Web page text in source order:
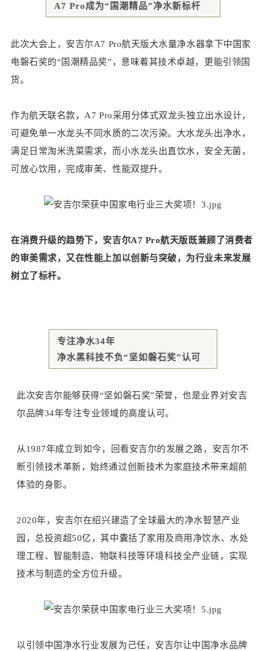
A7 Pro成为“国潮精品”净水新标杆
此次大会上，安吉尔A7 Pro航天版大水量净水器拿下中国家
电磐石奖的“国潮精品奖”，意味着其技术卓越，更能引领国
货。
作为航天联名款，A7 Pro采用分体式双龙头独立出水设计，
可避免单一水龙头不同水质的二次污染。大水龙头出净水，
满足日常淘米洗菜需求，而小水龙头出直饮水，安全无菌，
可放心饮用，完成审美、性能双提升。
在消费升级的趋势下，安吉尔A7 Pro航天版既兼顾了消费者
的审美需求，又在性能上加以创新与突破，为行业未来发展
树立了标杆。
专注净水34年
净水黑科技不负“坚如磐石奖”认可
此次安吉尔能够获得“坚如磐石奖”荣誉，也是业界对安吉
尔品牌34年专注专业领域的高度认可。
从1987年成立到如今，回看安吉尔的发展之路，安吉尔不
断引领技术革新，始终通过创新技术为家庭技术带来超前
体验的身影。
2020年，安吉尔在绍兴建造了全球最大的净水智慧产业
园，总投资超50亿，其中囊括了家用及商用净饮水、水处
理工程、智能制造、物联科技等环境科技全产业链，实现
技术与制造的全方位升级。
以引领中国净水行业发展为己任，安吉尔让中国净水品牌